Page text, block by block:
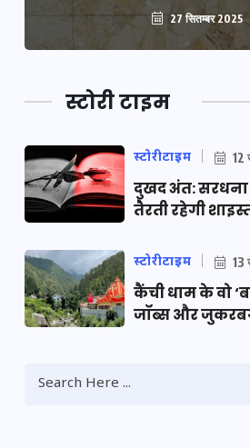
27 सितम्बर 2025
स्टोरी टाइम
स्टोरीटाइम 12
दुखद अंत:
तैरती रहेगी
स्टोरीटाइम 13
कैंची धाम के वो
जॉब्स और